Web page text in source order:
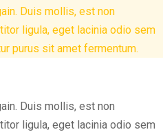
Duis mollis, est non
ligula, eget lacinia odio sem
purus sit amet fermentum.
Duis mollis, est non
ligula, eget lacinia odio sem